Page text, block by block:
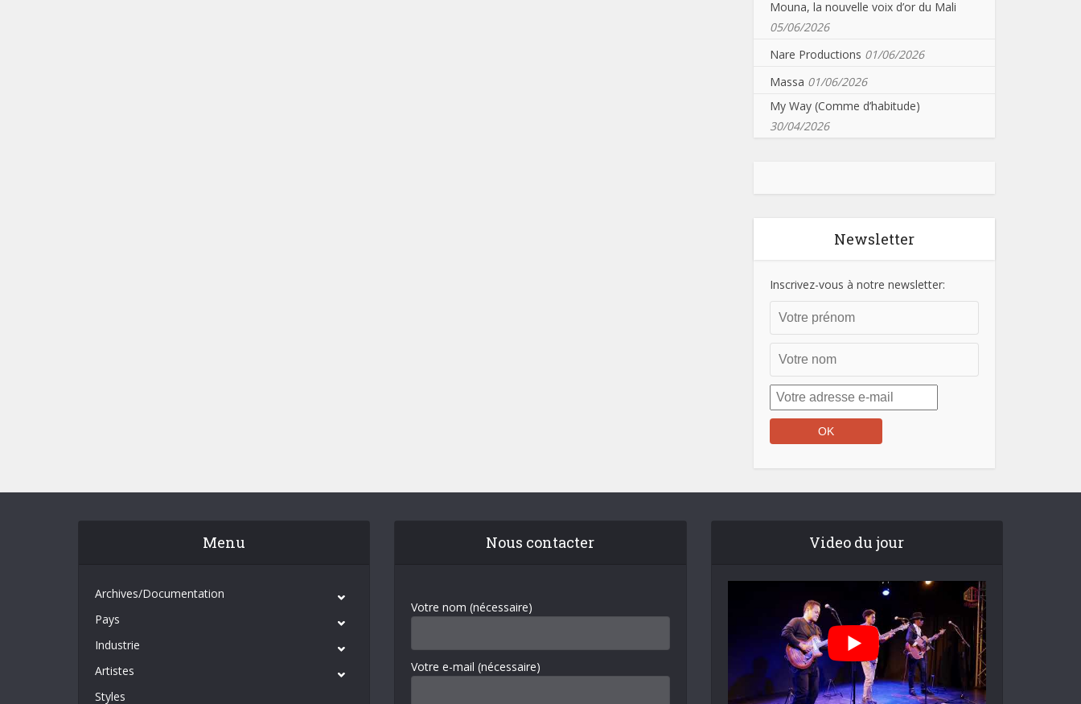
Mouna, la nouvelle voix d’or du Mali
05/06/2026
Nare Productions 01/06/2026
Massa 01/06/2026
My Way (Comme d’habitude)
30/04/2026
Newsletter
Inscrivez-vous à notre newsletter:
Menu
Archives/Documentation
Pays
Industrie
Artistes
Styles
Nous contacter
Votre nom (nécessaire)
Votre e-mail (nécessaire)
Video du jour